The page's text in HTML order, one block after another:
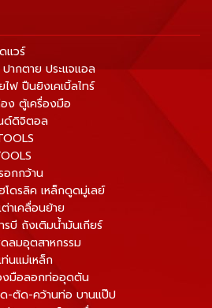
แวร์
ปากตาย ประแจแอล
ฟ ปืนยิงเคเบิ้ลไทร์
ง ตู้เครื่องมือ
ด์ดิจิตอล
อกกว้าน
โดรลิค เหล็กดูดมู่เลย์
าเคลื่อนย้าย
บี ถังเติมน้ำมันเกียร์
ลมอุตสาหกรรม
นแม่เหล็ก
องมือลอกท่ออุดตัน
ด-ตัด-คว้านท่อ บานแป๊ป